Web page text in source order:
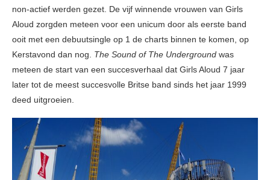
non-actief werden gezet. De vijf winnende vrouwen van Girls
Aloud zorgden meteen voor een unicum door als eerste band
ooit met een debuutsingle op 1 de charts binnen te komen, op
Kerstavond dan nog. The Sound of The Underground was
meteen de start van een succesverhaal dat Girls Aloud 7 jaar
later tot de meest succesvolle Britse band sinds het jaar 1999
deed uitgroeien.